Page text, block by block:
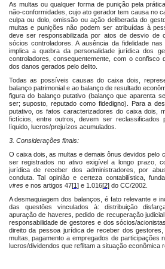
As multas ou qualquer forma de punição pela
não-conformidades, cujo ato gerador tem causa no
culpa ou dolo, omissão ou ação deliberada do
multas e punições não podem ser atribuídas à
deve ser responsabilizada por atos de desvio de
sócios controladores. A ausência da fidelidade nas
implica a quebra da personalidade jurídica dos
controladores, consequentemente, com o confisco
dos danos gerados pelo delito.
Todas as possíveis causas do caixa dois,
balanço patrimonial e ao balanço de resultado
figura do balanço putativo (balanço que aparenta
ser; suposto, reputado como fidedigno). Para a
putativo, os fatos caracterizadores do caixa dois,
fictícios, entre outros, devem ser reclassificados
líquido, lucros/prejuízos acumulados.
3. Considerações finais:
O caixa dois, as multas e demais ônus devidos pelo
ser registrados no ativo exigível a longo prazo,
jurídica de receber dos administradores, por
conduta. Tal opinião e certeza contabilística,
virese nos artigos 47[1]e 1.016[2]do CC/2002.
A desmaquiagem dos balanços, é fato relevante e
das questões vinculados à: distribuição
apuração de haveres, pedido de recuperação
responsabilidade de gestores e dos sócios/
direito da pessoa jurídica de receber dos
multas, pagamento a empregados de participações
lucros/dividendos que reflitam a situação econômica